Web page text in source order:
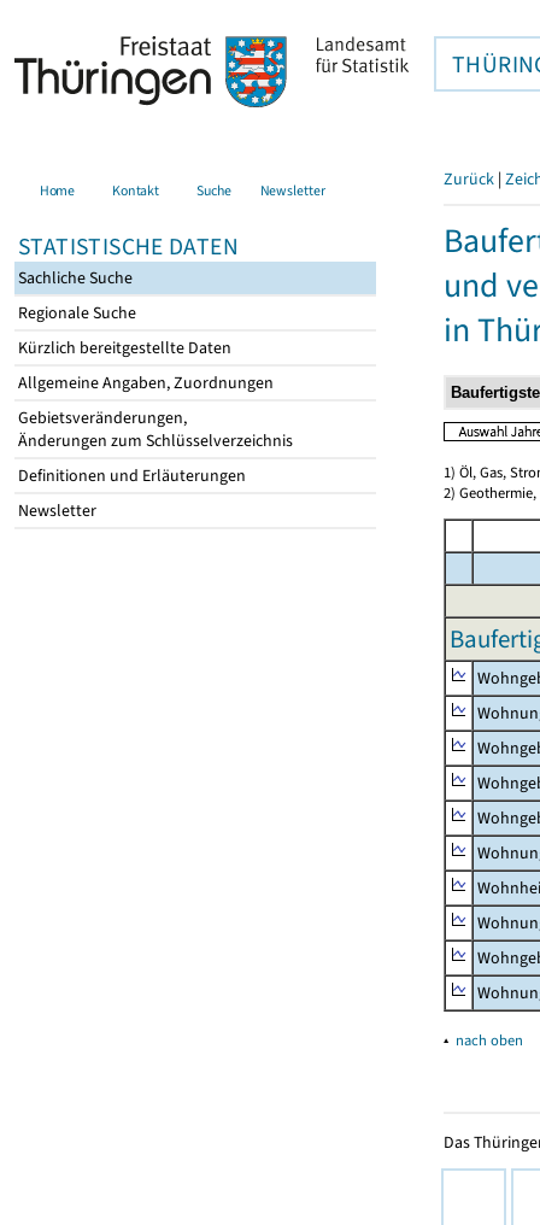
Home Kontakt Suche Newsletter
STATISTISCHE DATEN
Sachliche Suche
Regionale Suche
Kürzlich bereitgestellte Daten
Allgemeine Angaben, Zuordnungen
Gebietsveränderungen,
Änderungen zum Schlüsselverzeichnis
Definitionen und Erläuterungen
Newsletter
Zurück |
und
in
1) Öl, Gas,
2)
▴ nach oben
Das